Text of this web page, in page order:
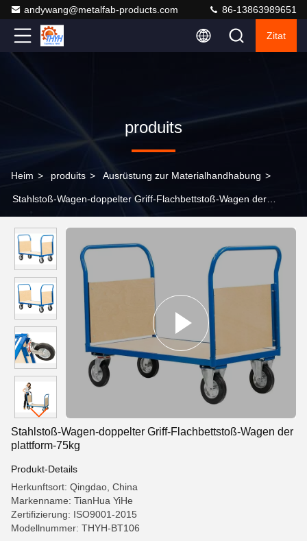
andywang@metalfab-products.com 86-13863989651
Zitat
produits
Heim > produits > Ausrüstung zur Materialhandhabung >
Stahlstoß-Wagen-doppelter Griff-Flachbettstoß-Wagen der
Stahlstoß-Wagen-doppelter Griff-Flachbettstoß-Wagen der
plattform-75kg
Produkt-Details
Herkunftsort: Qingdao, China
Markenname: TianHua YiHe
Zertifizierung: ISO9001-2015
Modellnummer: THYH-BT106